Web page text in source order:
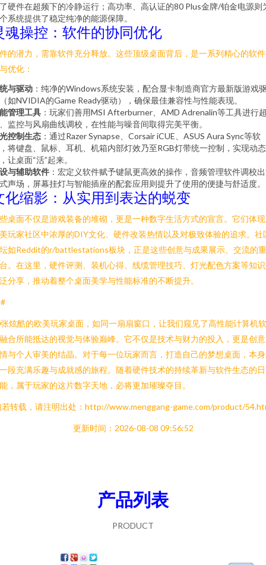
硬件在超频下的冷静运行；高功率、高认证的80 Plus金牌/铂金电源则
系统提供了稳定纯净的能源保障。
魂操控：软件的协同优化
的潜力，需靠软件充分释放。这些顶级桌面背后，是一系列精心的软
优化：
与驱动 ：纯净的Windows系统安装，配合显卡制造商官方最新版游戏
如NVIDIA的Game Ready驱动），确保最佳兼容性与性能表现。
管理工具 ：玩家们善用MSI Afterburner、AMD Adrenalin等工具进行
监控与风扇曲线调校，在性能与噪音间取得完美平衡。
控制生态 ：通过Razer Synapse、Corsair iCUE、ASUS Aura Sync等软
将键盘、鼠标、耳机、机箱内部灯效乃至RGB灯带统一控制，实现动
让桌面“活”起来。
与辅助软件 ：宏定义软件赋予键鼠更高效的操作，音频管理软件调校
声场，屏幕挂灯与智能插座的配套应用则提升了使用的便捷与舒适度。
化缩影：从实用到表达的蜕变
桌面不仅是游戏装备的堆砌，更是一种数字生活方式的宣言。它们体
玩家社区中浓厚的DIY文化、硬件改装热情以及对极致体验的追求。社
如Reddit的r/battlestations板块，正是这些创意与成果展示、交流的
。在这里，硬件评测、装机心得、线缆管理技巧、灯光配色方案等知
分享，推动着整个桌面美学与性能标准的不断提升。
炫酷的欧美玩家桌面，如同一扇扇窗口，让我们窥见了高性能计算机
合所能抵达的视觉与体验巅峰。它不仅是技术与财力的投入，更是创
与个人审美的结晶。对于每一位玩家而言，打造自己的梦想桌面，本
段充满乐趣与成就感的旅程。随着硬件技术的持续革新与软件生态的
，属于玩家的这片数字天地，必将更加璀璨夺目。
若转载，请注明出处：http://www.menggang-game.com/product/
更新时间：2026-08-08 09:56:52
产品列表
PRODUCT